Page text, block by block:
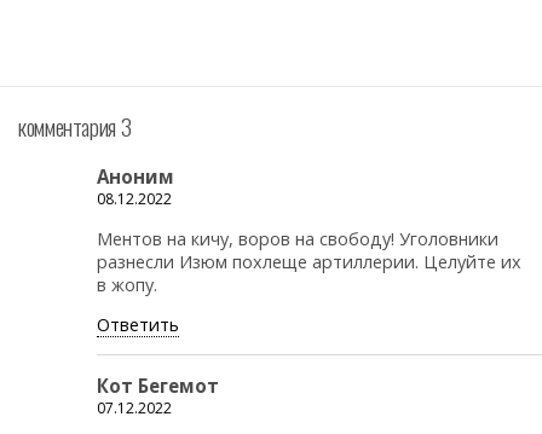
комментария 3
Аноним
08.12.2022
Ментов на кичу, воров на свободу! Уголовники
разнесли Изюм похлеще артиллерии. Целуйте их
в жопу.
Ответить
Кот Бегемот
07.12.2022